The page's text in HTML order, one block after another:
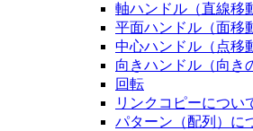
軸ハンドル（直線移
平面ハンドル（面移
中心ハンドル（点移
向きハンドル（向き
回転
リンクコピーについ
パターン（配列）に